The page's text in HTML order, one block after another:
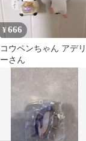
¥666
コウペンちゃん アデリ
ーさん